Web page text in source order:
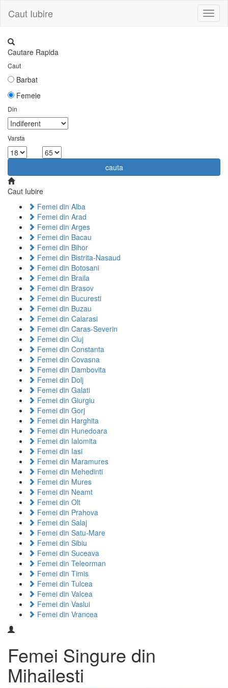
Caut Iubire
Cautare Rapida
Caut
Barbat
Femeie
Din
Varsta
cauta
Caut Iubire
Femei din Alba
Femei din Arad
Femei din Arges
Femei din Bacau
Femei din Bihor
Femei din Bistrita-Nasaud
Femei din Botosani
Femei din Braila
Femei din Brasov
Femei din Bucuresti
Femei din Buzau
Femei din Calarasi
Femei din Caras-Severin
Femei din Cluj
Femei din Constanta
Femei din Covasna
Femei din Dambovita
Femei din Dolj
Femei din Galati
Femei din Giurgiu
Femei din Gorj
Femei din Harghita
Femei din Hunedoara
Femei din Ialomita
Femei din Iasi
Femei din Maramures
Femei din Mehedinti
Femei din Mures
Femei din Neamt
Femei din Olt
Femei din Prahova
Femei din Salaj
Femei din Satu-Mare
Femei din Sibiu
Femei din Suceava
Femei din Teleorman
Femei din Timis
Femei din Tulcea
Femei din Valcea
Femei din Vaslui
Femei din Vrancea
Femei Singure din
Mihailesti